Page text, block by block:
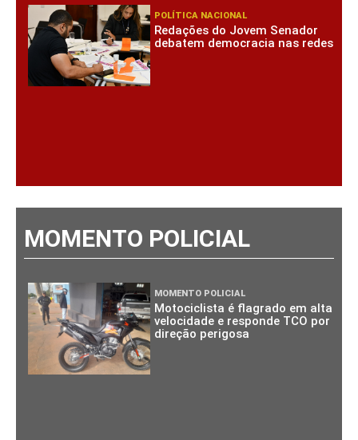
POLÍTICA NACIONAL
Redações do Jovem Senador
debatem democracia nas redes
MOMENTO POLICIAL
MOMENTO POLICIAL
Motociclista é flagrado em alta
velocidade e responde TCO por
direção perigosa